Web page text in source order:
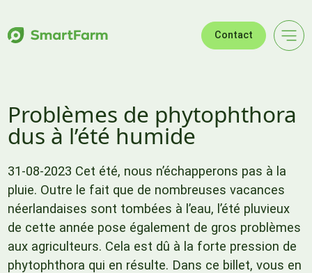
Contact
Problèmes de phytophthora
dus à l’été humide
31-08-2023 Cet été, nous n’échapperons pas à la
pluie. Outre le fait que de nombreuses vacances
néerlandaises sont tombées à l’eau, l’été pluvieux
de cette année pose également de gros problèmes
aux agriculteurs. Cela est dû à la forte pression de
phytophthora qui en résulte. Dans ce billet, vous en